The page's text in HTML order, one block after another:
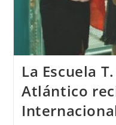
La Escuela
Atlántico